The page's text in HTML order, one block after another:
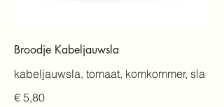
Broodje Kabeljauwsla
kabeljauwsla, tomaat, komkommer, sla
€ 5,80